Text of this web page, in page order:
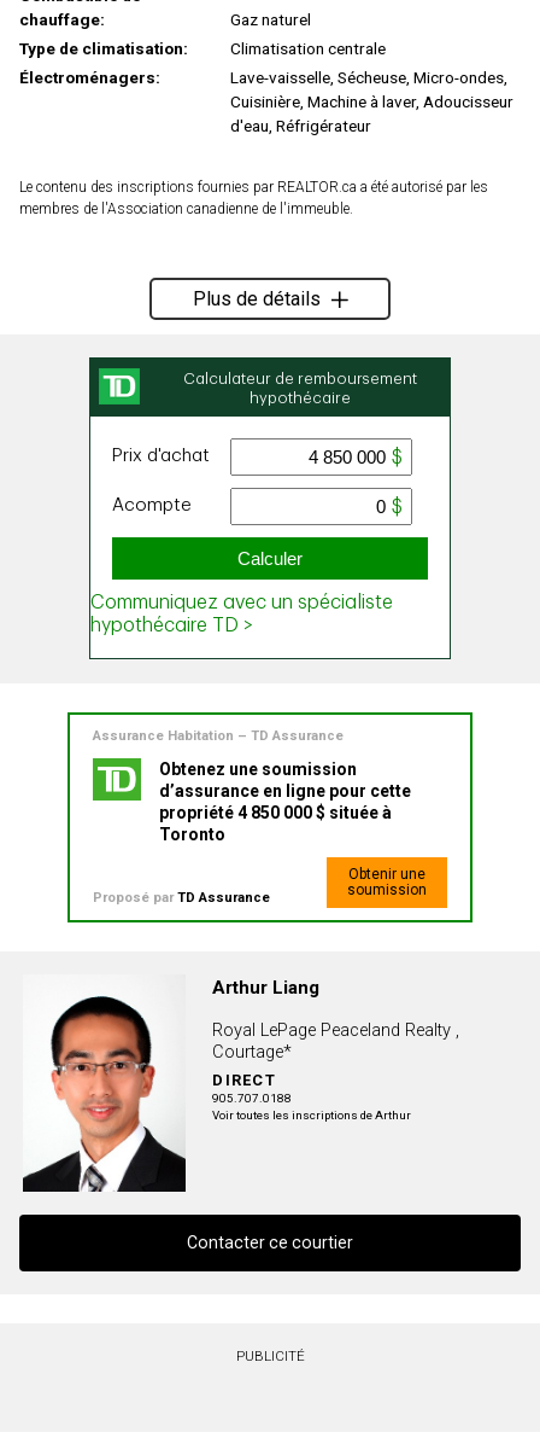
chauffage:
Gaz naturel
Type de climatisation:
Climatisation centrale
Électroménagers:
Lave-vaisselle, Sécheuse, Micro-ondes,
Cuisinière, Machine à laver, Adoucisseur
d'eau, Réfrigérateur
Le contenu des inscriptions fournies par REALTOR.ca a été autorisé par les
membres de l'Association canadienne de l'immeuble.
Plus de détails
Assurance Habitation – TD Assurance
Obtenez une soumission
d’assurance en ligne pour cette
propriété 4 850 000 $ située à
Toronto
Proposé parTD Assurance
Obtenir une
soumission
Arthur Liang
Royal LePage Peaceland Realty ,
Courtage*
DIRECT
905.707.0188
Voir toutes les inscriptions de Arthur
Contacter ce courtier
PUBLICITÉ